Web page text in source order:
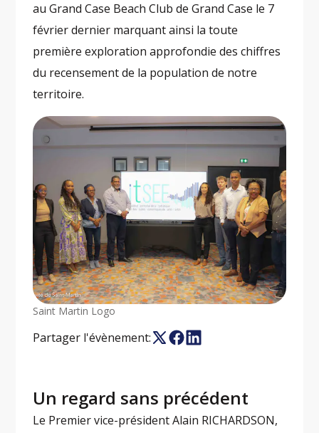
au Grand Case Beach Club de Grand Case le 7
février dernier marquant ainsi la toute
première exploration approfondie des chiffres
du recensement de la population de notre
territoire.
Saint Martin Logo
Partager l'évènement:
Un regard sans précédent
Le Premier vice-président Alain RICHARDSON,